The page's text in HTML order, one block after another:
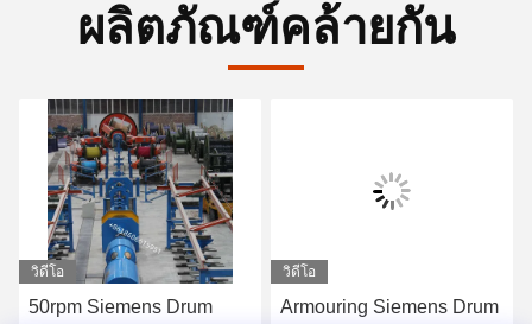
ผลิตภัณฑ์คล้ายกัน
วิดีโอ
50rpm Siemens Drum
วิดีโอ
Armouring Siemens Drum